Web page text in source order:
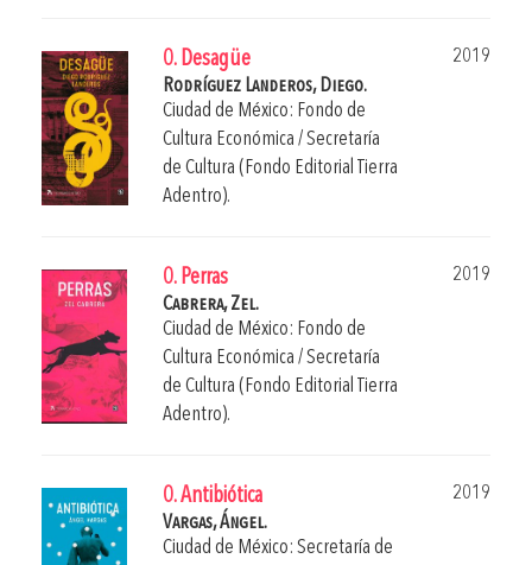
0. Desagüe
2019
Rodríguez Landeros, Diego.
Ciudad de México: Fondo de
Cultura Económica / Secretaría
de Cultura (Fondo Editorial Tierra
Adentro).
0. Perras
2019
Cabrera, Zel.
Ciudad de México: Fondo de
Cultura Económica / Secretaría
de Cultura (Fondo Editorial Tierra
Adentro).
0. Antibiótica
2019
Vargas, Ángel.
Ciudad de México: Secretaría de